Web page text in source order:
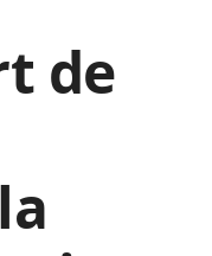
de